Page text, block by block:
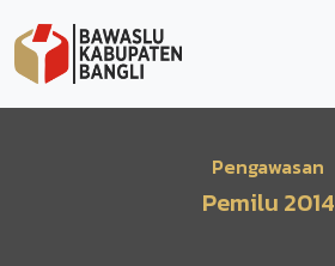
Pengawasan
Pemilu 2014